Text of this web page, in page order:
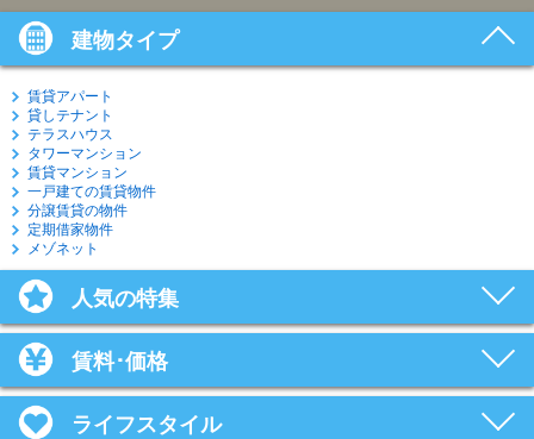
建物タイプ
賃貸アパート
貸しテナント
テラスハウス
タワーマンション
賃貸マンション
一戸建ての賃貸物件
分譲賃貸の物件
定期借家物件
メゾネット
人気の特集
賃料･価格
ライフスタイル